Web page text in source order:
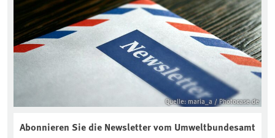
Quelle: maria_a / Photocase.de
Abonnieren Sie die Newsletter vom Umweltbundesamt